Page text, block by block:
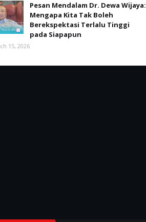
Pesan Mendalam Dr. Dewa Wijaya:
Mengapa Kita Tak Boleh
Berekspektasi Terlalu Tinggi
pada Siapapun
15, 2026